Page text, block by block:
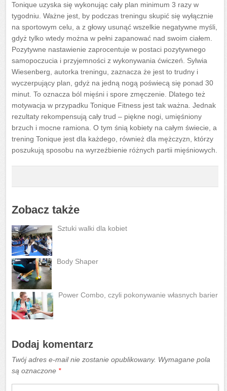
Tonique uzyska się wykonując cały plan minimum 3 razy w
tygodniu. Ważne jest, by podczas treningu skupić się wyłącznie
na sportowym celu, a z głowy usunąć wszelkie negatywne myśli,
gdyż tylko wtedy można w pełni zapanować nad swoim ciałem.
Pozytywne nastawienie zaprocentuje w postaci pozytywnego
samopoczucia i przyjemności z wykonywania ćwiczeń. Sylwia
Wiesenberg, autorka treningu, zaznacza że jest to trudny i
wyczerpujący plan, gdyż na jedną nogą poświecą się ponad 30
minut. To oznacza ból mięśni i spore zmęczenie. Dlatego też
motywacja w przypadku Tonique Fitness jest tak ważna. Jednak
rezultaty rekompensują cały trud – piękne nogi, umięśniony
brzuch i mocne ramiona. O tym śnią kobiety na całym świecie, a
trening Tonique jest dla każdego, również dla mężczyzn, którzy
poszukują sposobu na wyrzeźbienie różnych partii mięśniowych.
Zobacz także
Sztuki walki dla kobiet
Body Shaper
Power Combo, czyli pokonywanie własnych barier
Dodaj komentarz
Twój adres e-mail nie zostanie opublikowany. Wymagane pola
są oznaczone *